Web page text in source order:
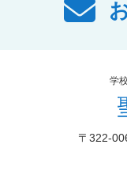
学
〒322-